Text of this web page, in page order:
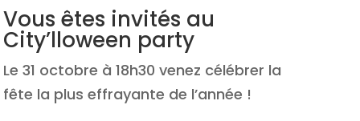
Vous êtes invités au
City’lloween party
Le 31 octobre à 18h30 venez célébrer la
fête la plus effrayante de l’année !